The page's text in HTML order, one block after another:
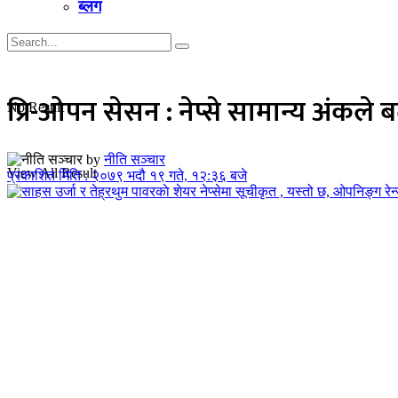
ब्लग
No Result
View All Result
प्रि-ओपन सेसन : नेप्से सामान्य अंकले
by नीति सञ्चार
प्रकाशित मिति : २०७९ भदौ १९ गते, १२:३६ बजे